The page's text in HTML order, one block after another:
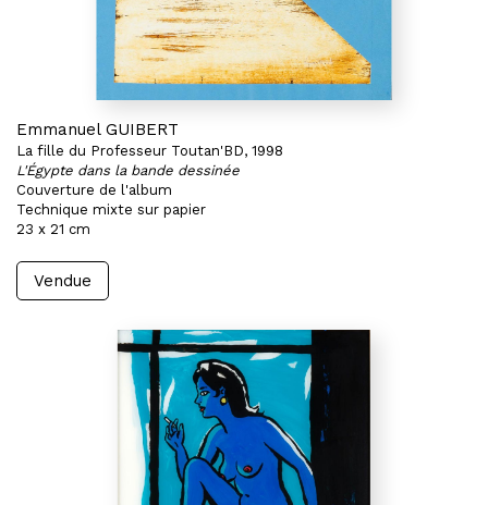
Emmanuel GUIBERT
La fille du Professeur Toutan'BD, 1998
L'Égypte dans la bande dessinée
Couverture de l'album
Technique mixte sur papier
23 x 21 cm
Vendue